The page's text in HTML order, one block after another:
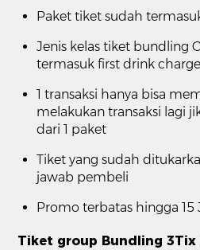
Paket tiket sudah
Jenis kelas tiket bundling
termasuk first drink charge
1 transaksi hanya bisa
melakukan transaksi lagi
dari 1 paket
Tiket yang sudah
jawab pembeli
Promo terbatas hingga 15
Tiket group Bundling 3Tix